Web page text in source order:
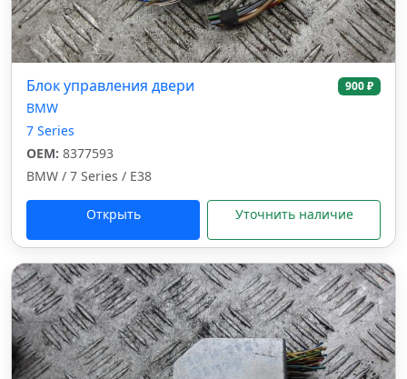
Блок управления двери 900 ₽
BMW
7 Series
OEM: 8377593
BMW / 7 Series / E38
Открыть Уточнить наличие